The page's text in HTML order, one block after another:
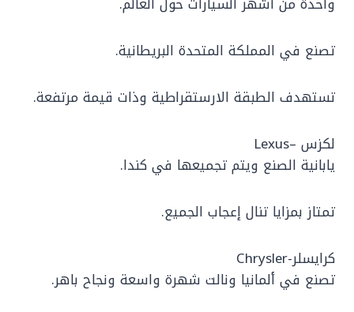
تصنع في المملكة المتحدة البريطانية.
تستهدف الطبقة الارستقراطية وذات قيمة مرتفعة.
لكزس –Lexus
يابانية الصنع ويتم تجميعها في كندا.
تمتاز بمزايا تنال إعجاب الجميع.
كرايسلر-Chrysler
تصنع في ألمانيا ونالت شهرة واسعة ونجاح باهر.